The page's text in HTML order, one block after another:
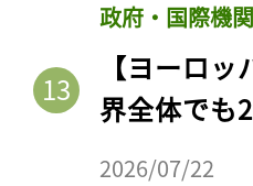
政府・国際機
【ヨーロ
界全体でも
2026/07/22